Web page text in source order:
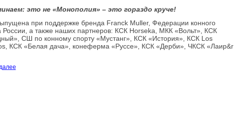
это не «Монополия» – это гораздо круче!
при поддержке бренда Franck Muller, Федерации конного
России, а также наших партнеров: КСК Horseka, МКК «Вольт», КСК
СШ по конному спорту «Мустанг», КСК «История», КСК Los
КСК «Белая дача», конеферма «Руссе», КСК «Дерби», ЧКСК «Лаир&r